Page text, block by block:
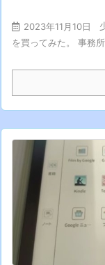
2023年11月10日
を買ってみた。 事務